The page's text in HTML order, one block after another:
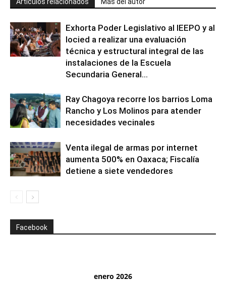
Exhorta Poder Legislativo al IEEPO y al
Iocied a realizar una evaluación
técnica y estructural integral de las
instalaciones de la Escuela
Secundaria General...
Ray Chagoya recorre los barrios Loma
Rancho y Los Molinos para atender
necesidades vecinales
Venta ilegal de armas por internet
aumenta 500% en Oaxaca; Fiscalía
detiene a siete vendedores
Facebook
enero 2026